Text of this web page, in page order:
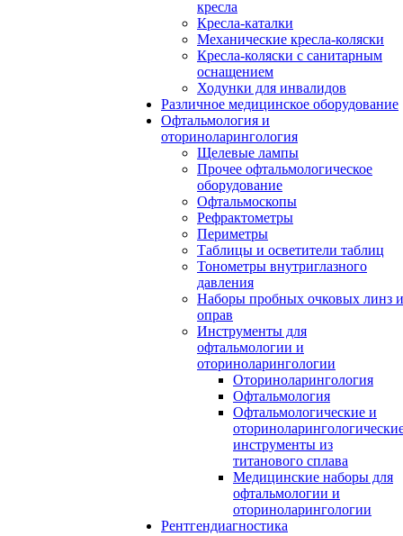
кресла
Кресла-каталки
Механические кресла-коляски
Кресла-коляски с санитарным
оснащением
Ходунки для инвалидов
Различное медицинское оборудование
Офтальмология и
оториноларингология
Щелевые лампы
Прочее офтальмологическое
оборудование
Офтальмоскопы
Рефрактометры
Периметры
Таблицы и осветители таблиц
Тонометры внутриглазного
давления
Наборы пробных очковых линз и
оправ
Инструменты для
офтальмологии и
оториноларингологии
Оториноларингология
Офтальмология
Офтальмологические и
инструменты из
титанового сплава
Медицинские наборы для
офтальмологии и
оториноларингологии
Рентгендиагностика